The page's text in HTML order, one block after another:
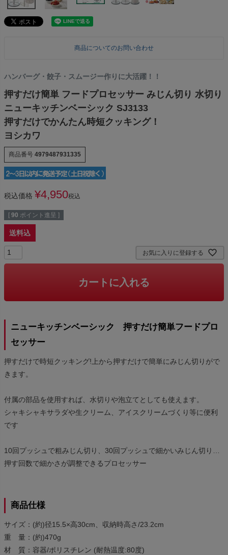
商品についてのお問い合わせ
ハンバーグ・餃子・スムージー作りに大活躍！！
押すだけ簡単 フードプロセッサー みじん切り 水切り
ニューキッチンベーシック SJ3133
押すだけでかんたん時短クッキング！
ヨシカワ
商品番号 4979487931335
税込価格 ¥4,950税込
[ 90 ポイント進呈 ]
送料込
お気に入りに登録する
カートに入れる
ニューキッチンベーシック 押すだけ簡単フードプロ
セッサー
押すだけで時短クッキング!上から押すだけで簡単にみじん切りがで
きます。
付属の部品を使用すれば、水切りや泡立てとしても使えます。
シャキシャキサラダや生クリーム、アイスクリームづくり等に便利
です
10回プッシュで粗みじん切り、30回プッシュで細かいみじん切り…
押す回数で細かさが調整できるプロセッサー
商品仕様
サイズ：(約)径15.5×高30cm、収納時高さ/23.2cm
重 量：(約)470g
材 質：容器/ポリスチレン (耐熱温度:80度)